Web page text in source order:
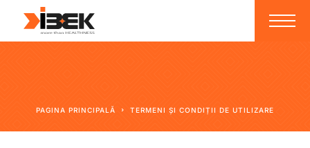
PAGINA PRINCIPALĂ TERMENI ȘI CONDIȚII DE UTILIZARE